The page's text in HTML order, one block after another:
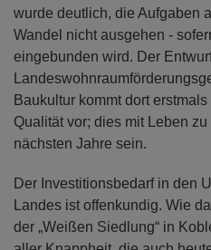
wurde deutlich, die Aufgaben
Wandel nicht ausgehen -
eingebunden wird. Der
Baukultur kommt dort
Qualität vor; dies mit Leben
nächsten Jahre sein.
Der Investitionsbedarf in den
Landes ist offenkundig. Wie
der „Weißen Siedlung“ in